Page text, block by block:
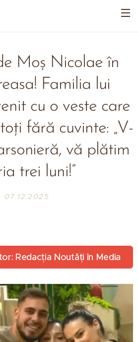
Moș Nicolae în
Familia lui
cu o veste care
fără cuvinte: „V-
vă plătim
trei luni!”
07.12.2025
Redacția Noutăți în Media